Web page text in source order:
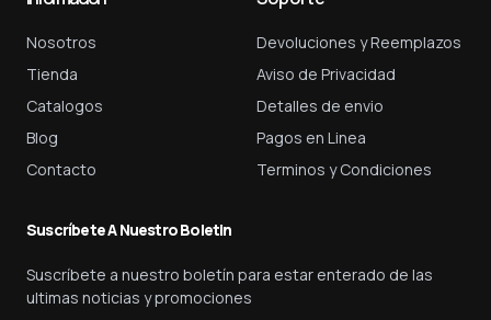
Nosotros
Tienda
Catalogos
Blog
Contacto
Devoluciones y Reemplazos
Aviso de Privacidad
Detalles de envio
Pagos en Linea
Terminos y Condiciones
Suscríbete A Nuestro Boletin
Suscríbete a nuestro boletín para estar enterado de las
ultimas noticias y promociones